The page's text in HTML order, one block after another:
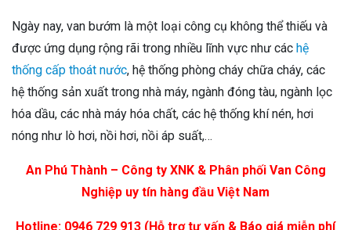
Ngày nay, van bướm là một loại công cụ không thể thiếu và
được ứng dụng rộng rãi trong nhiều lĩnh vực như các hệ
thống cấp thoát nước, hệ thống phòng cháy chữa cháy, các
hệ thống sản xuất trong nhà máy, ngành đóng tàu, ngành lọc
hóa dầu, các nhà máy hóa chất, các hệ thống khí nén, hơi
nóng như lò hơi, nồi hơi, nồi áp suất,…
An Phú Thành – Công ty XNK & Phân phối Van Công
Nghiệp uy tín hàng đầu Việt Nam
Hotline: 0946 729 913 (Hỗ trợ tư vấn & Báo giá miễn phí